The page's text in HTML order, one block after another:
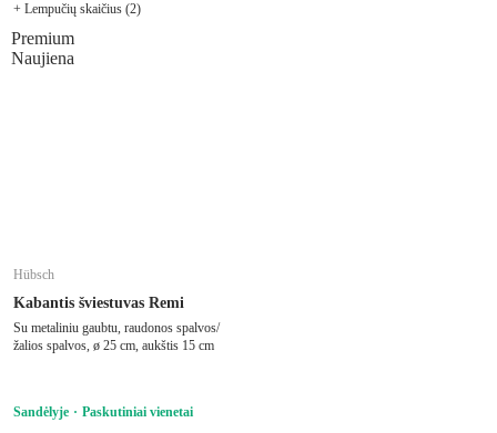
+ Lempučių skaičius (2)
Premium
Naujiena
Hübsch
Kabantis šviestuvas Remi
Su metaliniu gaubtu, raudonos spalvos/
žalios spalvos, ø 25 cm, aukštis 15 cm
Sandėlyje Paskutiniai vienetai